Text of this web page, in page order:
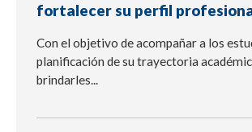
fortalecer su perfil
Con el objetivo de acompañar a los
planificación de su trayectoria
brindarles...